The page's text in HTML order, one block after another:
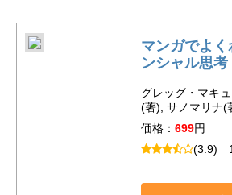
マンガでよ
ンシャル思考
グレッグ・マキ
(著), サノマリナ(
価格： 699円
(3.9)